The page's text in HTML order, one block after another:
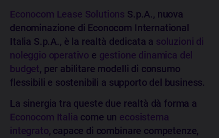
Econocom Lease Solutions S.p.A., nuova
denominazione di Econocom International
Italia S.p.A., è la realtà dedicata a soluzioni di
noleggio operativo e gestione dinamica del
budget, per abilitare modelli di consumo
flessibili e sostenibili a supporto del business.
La sinergia tra queste due realtà dà forma a
Econocom Italia come un ecosistema
integrato, capace di combinare competenze,